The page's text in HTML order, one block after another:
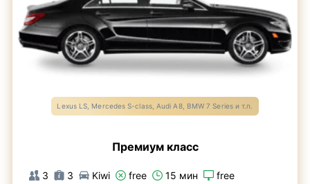
Lexus LS, Mercedes S-class, Audi A8, BMW 7 Series и т.п.
Премиум класс
3 3 Kiwi free 15 мин free